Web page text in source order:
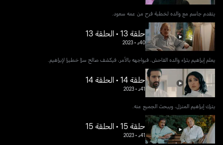
يتقدم جاسم مع والده لخطبة فرح من عمه سعود.
حلقة 13 • الحلقة 13
40د •
2023
يعلم إبراهيم بثراء والده الفاحش، فيواجهه بالأمر، فيكشف صالح سرًا خطيرا لإبراهيم.
حلقة 14 • الحلقة 14
41د •
2023
يترك إبراهيم المنزل، ويبحث الجميع عنه.
حلقة 15 • الحلقة 15
41د •
2023